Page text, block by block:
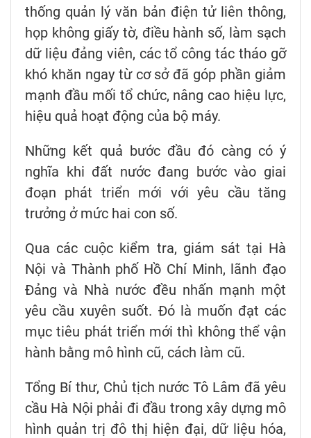
thống quản lý văn bản điện tử liên thông,
họp không giấy tờ, điều hành số, làm sạch
dữ liệu đảng viên, các tổ công tác tháo gỡ
khó khăn ngay từ cơ sở đã góp phần giảm
mạnh đầu mối tổ chức, nâng cao hiệu lực,
hiệu quả hoạt động của bộ máy.
Những kết quả bước đầu đó càng có ý
nghĩa khi đất nước đang bước vào giai
đoạn phát triển mới với yêu cầu tăng
trưởng ở mức hai con số.
Qua các cuộc kiểm tra, giám sát tại Hà
Nội và Thành phố Hồ Chí Minh, lãnh đạo
Đảng và Nhà nước đều nhấn mạnh một
yêu cầu xuyên suốt. Đó là muốn đạt các
mục tiêu phát triển mới thì không thể vận
hành bằng mô hình cũ, cách làm cũ.
Tổng Bí thư, Chủ tịch nước Tô Lâm đã yêu
cầu Hà Nội phải đi đầu trong xây dựng mô
hình quản trị đô thị hiện đại, dữ liệu hóa,